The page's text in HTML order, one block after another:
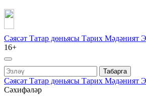
Сәясәт Татар дөньясы Тарих Мәдәният
16+
Табарга
Сәясәт Татар дөньясы Тарих Мәдәният
Сәхифәләр